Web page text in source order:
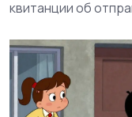
квитанции об